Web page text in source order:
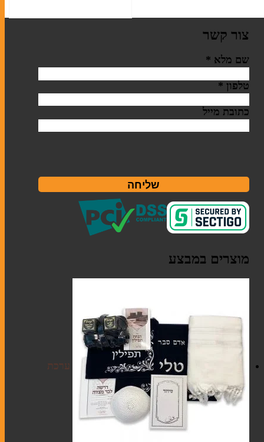
הוסף לסל
צור קשר
שם מלא *
טלפון *
כתובת מייל
שליחה
מוצרים במבצע
ערכת
תיקים לטלית ולתפילין
אומנות יהודית עכשווית
מזכרות
ברית מילה
מגילות אסתר
סוגי טליתות
תיקים לטלית ולתפילין